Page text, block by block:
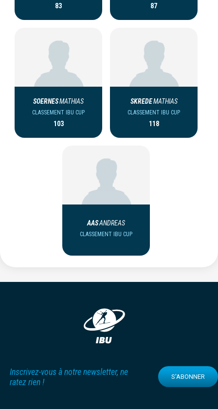
83 87
SOERNESMATHIAS
CLASSEMENT IBU CUP
103
SKREDEMATHIAS
CLASSEMENT IBU CUP
118
AASANDREAS
CLASSEMENT IBU CUP
Inscrivez-vous à notre newsletter, ne
ratez rien !
S'ABONNER